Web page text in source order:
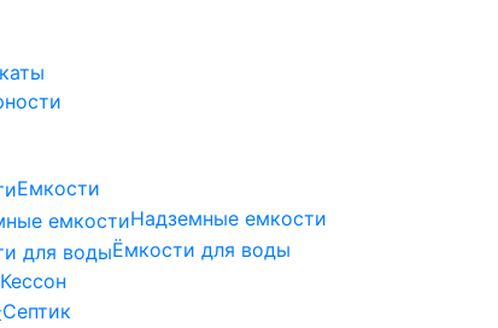
Емкости
Надземные емкости
Ёмкости для воды
Кессон
Септик